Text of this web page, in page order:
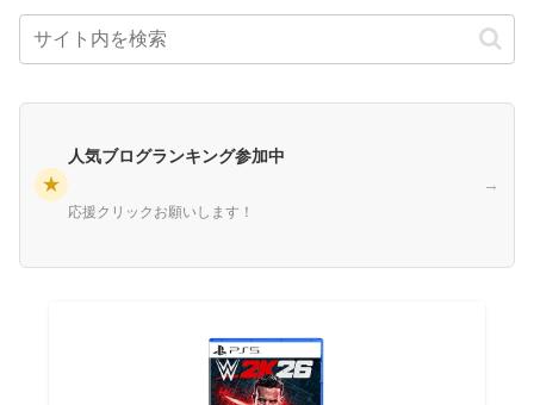
★
人気ブログランキング参加中
応援クリックお願いします！
→